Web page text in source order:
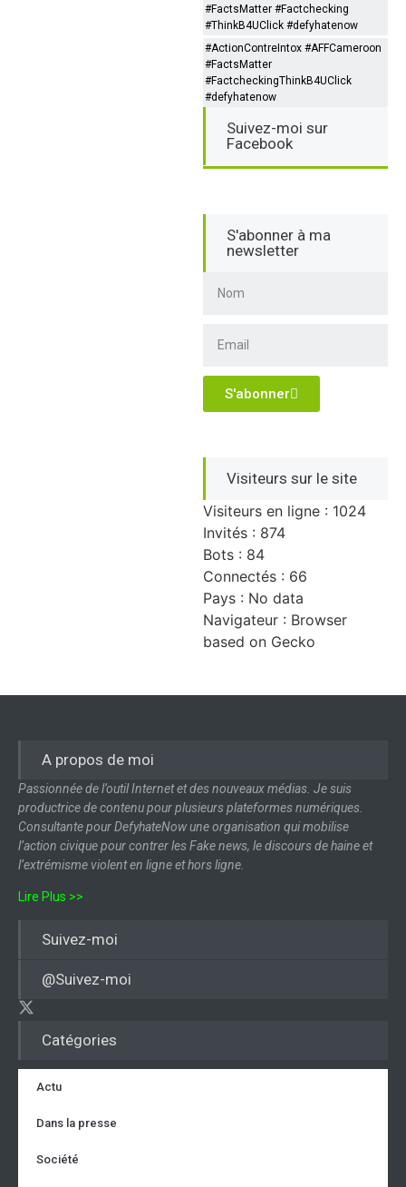
#FactsMatter #Factchecking
#ThinkB4UClick #defyhatenow
#ActionContreIntox #AFFCameroon
#FactsMatter
#FactcheckingThinkB4UClick
#defyhatenow
Suivez-moi sur
Facebook
S'abonner à ma
newsletter
S'abonner
Visiteurs sur le site
Visiteurs en ligne : 1024
Invités : 874
Bots : 84
Connectés : 66
Pays : No data
Navigateur : Browser
based on Gecko
Catégories
Actu
Dans la presse
Société
A propos de moi
Passionnée de l’outil Internet et des nouveaux médias. Je suis
productrice de contenu pour plusieurs plateformes numériques.
Consultante pour DefyhateNow une organisation qui mobilise
l’action civique pour contrer les Fake news, le discours de haine et
l’extrémisme violent en ligne et hors ligne.
Lire Plus >>
Suivez-moi
@Suivez-moi